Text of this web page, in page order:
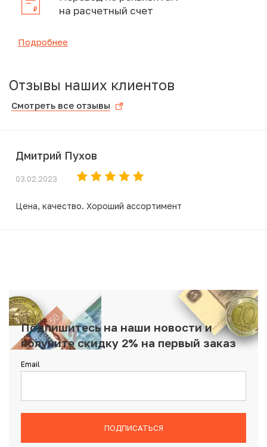
на расчетный счет
Подробнее
Отзывы наших клиентов
Смотреть все отзывы
Дмитрий Пухов
03.02.2023
Цена, качество. Хороший ассортимент
Подпишитесь на наши новости и
получите скидку 2% на первый заказ
Email
ПОДПИСАТЬСЯ